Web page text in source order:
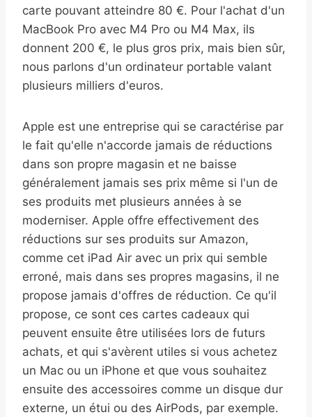
carte pouvant atteindre 80 €. Pour l'achat d'un
MacBook Pro avec M4 Pro ou M4 Max, ils
donnent 200 €, le plus gros prix, mais bien sûr,
nous parlons d'un ordinateur portable valant
plusieurs milliers d'euros.
Apple est une entreprise qui se caractérise par
le fait qu'elle n'accorde jamais de réductions
dans son propre magasin et ne baisse
généralement jamais ses prix même si l'un de
ses produits met plusieurs années à se
moderniser. Apple offre effectivement des
réductions sur ses produits sur Amazon,
comme cet iPad Air avec un prix qui semble
erroné, mais dans ses propres magasins, il ne
propose jamais d'offres de réduction. Ce qu'il
propose, ce sont ces cartes cadeaux qui
peuvent ensuite être utilisées lors de futurs
achats, et qui s'avèrent utiles si vous achetez
un Mac ou un iPhone et que vous souhaitez
ensuite des accessoires comme un disque dur
externe, un étui ou des AirPods, par exemple.